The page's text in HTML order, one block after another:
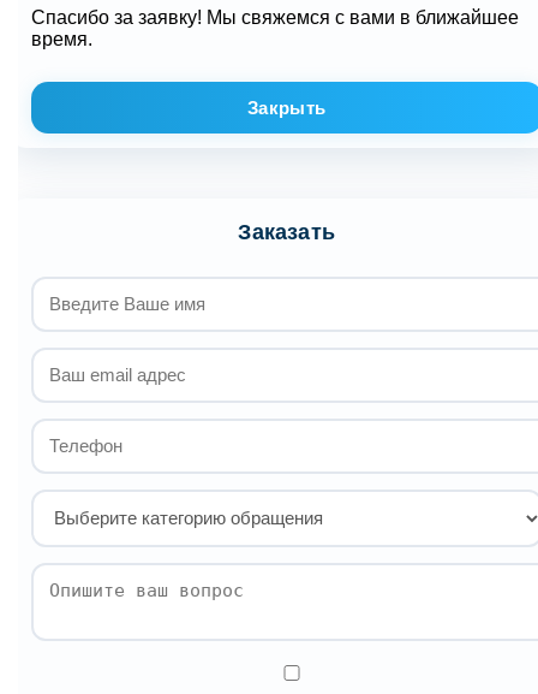
Спасибо за заявку! Мы свяжемся с вами в ближайшее
время.
Закрыть
Заказать